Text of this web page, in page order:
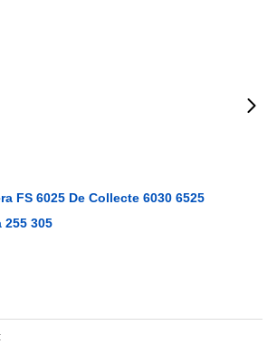
FS 6025 De Collecte 6030 6525
255 305